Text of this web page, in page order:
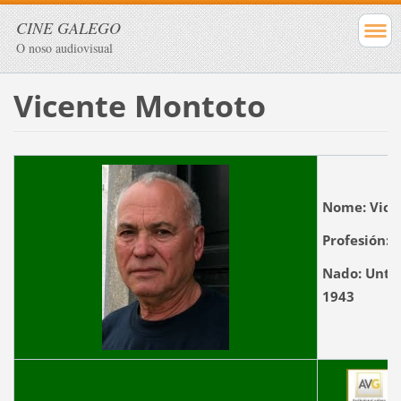
CINE GALEGO
O noso audiovisual
Vicente Montoto
Nome:
Profesión:
Nado: